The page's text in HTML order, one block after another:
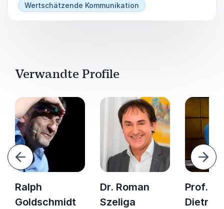
Wertschätzende Kommunikation
Verwandte Profile
Ralph
Goldschmidt
Dr. Roman
Szeliga
Prof. Dr.
Dietrich